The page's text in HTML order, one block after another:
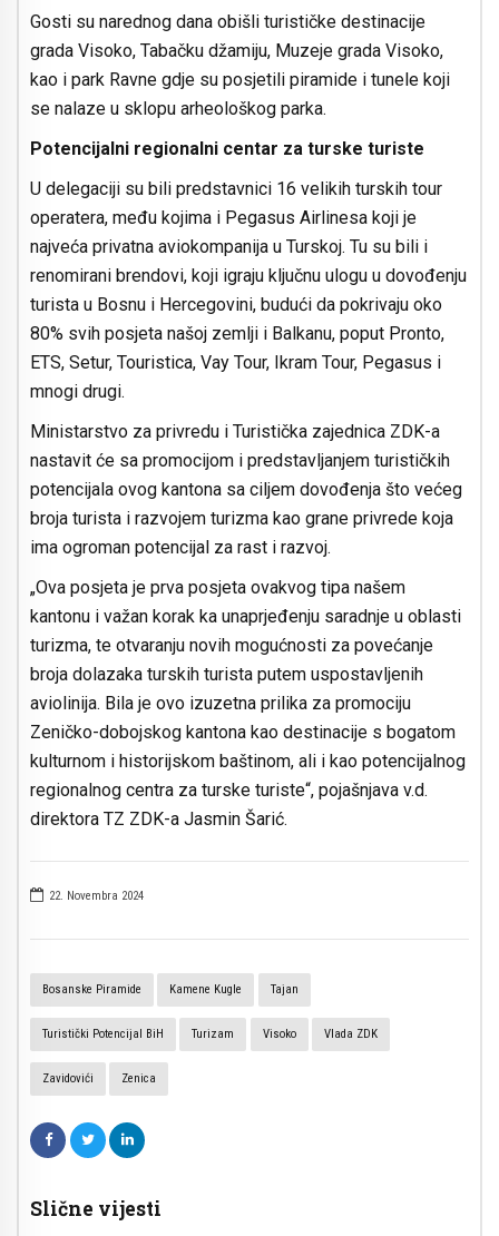
22. Novembra 2024
Bosanske Piramide Kamene Kugle Tajan
Turistički Potencijal BiH Turizam Visoko Vlada ZDK
Zavidovići Zenica
Slične vijesti
Gosti su narednog dana obišli turističke destinacije
grada Visoko, Tabačku džamiju, Muzeje grada Visoko,
kao i park Ravne gdje su posjetili piramide i tunele koji
se nalaze u sklopu arheološkog parka.
Potencijalni regionalni centar za turske turiste
U delegaciji su bili predstavnici 16 velikih turskih tour
operatera, među kojima i Pegasus Airlinesa koji je
najveća privatna aviokompanija u Turskoj. Tu su bili i
renomirani brendovi, koji igraju ključnu ulogu u dovođenju
turista u Bosnu i Hercegovini, budući da pokrivaju oko
80% svih posjeta našoj zemlji i Balkanu, poput Pronto,
ETS, Setur, Touristica, Vay Tour, Ikram Tour, Pegasus i
mnogi drugi.
Ministarstvo za privredu i Turistička zajednica ZDK-a
nastavit će sa promocijom i predstavljanjem turističkih
potencijala ovog kantona sa ciljem dovođenja što većeg
broja turista i razvojem turizma kao grane privrede koja
ima ogroman potencijal za rast i razvoj.
„Ova posjeta je prva posjeta ovakvog tipa našem
kantonu i važan korak ka unaprjeđenju saradnje u oblasti
turizma, te otvaranju novih mogućnosti za povećanje
broja dolazaka turskih turista putem uspostavljenih
aviolinija. Bila je ovo izuzetna prilika za promociju
Zeničko-dobojskog kantona kao destinacije s bogatom
kulturnom i historijskom baštinom, ali i kao potencijalnog
regionalnog centra za turske turiste“, pojašnjava v.d.
direktora TZ ZDK-a Jasmin Šarić.